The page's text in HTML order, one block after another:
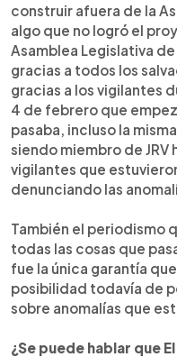
construir afuera de la
algo que no logró el
Asamblea Legislativa
gracias a todos los
gracias a los vigilantes
4 de febrero que
pasaba, incluso la
siendo miembro de JRV
vigilantes que
denunciando las
También el periodismo
todas las cosas que
fue la única garantía
posibilidad todavía de
sobre anomalías que
¿Se puede hablar que